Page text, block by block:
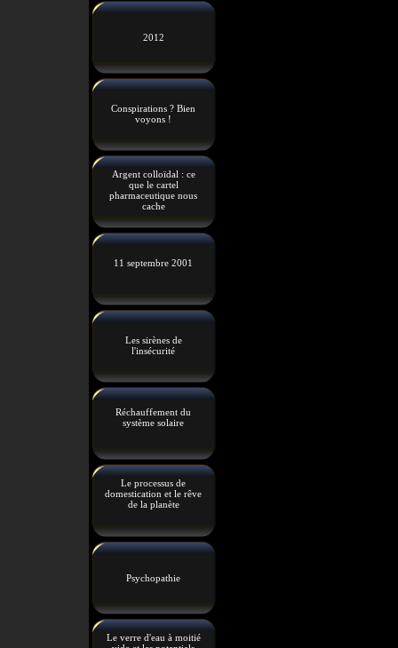
2012
Conspirations ? Bien
voyons !
Argent colloïdal : ce
que le cartel
pharmaceutique nous
cache
11 septembre 2001
Les sirènes de
l'insécurité
Réchauffement du
système solaire
Le processus de
domestication et le rêve
de la planète
Psychopathie
Le verre d'eau à moitié